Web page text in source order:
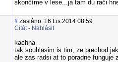
skončíme v lese...já tam du rači
# Zasláno: 16 Lis 2014 08:59
Citát- Nahlásit
kachna_
tak souhlasim is tim, ze prechod
ale zas radsi at to poradne funguje